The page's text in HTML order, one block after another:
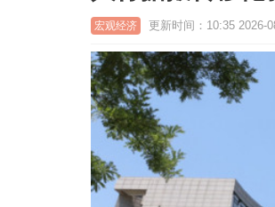
宏观经济 更新时间：10:35 2026-